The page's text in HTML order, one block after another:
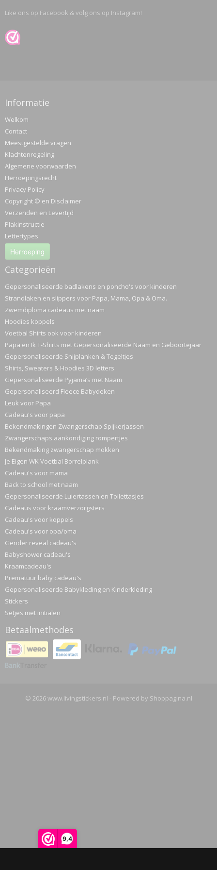
9,4
Like ons op Facebook & volg ons op Instagram!
Informatie
Welkom
Contact
Meestgestelde vragen
Klachtenregeling
Algemene voorwaarden
Herroepingsrecht
Privacy Policy
Copyright © en Disclaimer
Verzenden en Levertijd
Plakinstructie
Lettertypes
Herroeping
Categorieën
Gepersonaliseerde badlakens en poncho's voor kinderen
Strandlaken en slippers voor Papa, Mama, Opa & Oma.
Zwemdiploma cadeaus met naam
Hoodies koppels
Voetbal Shirts ook voor kinderen
Papa en Ik T-Shirts met Gepersonaliseerde Naam en Geboortejaar
Gepersonaliseerde Snijplanken & Tegeltjes
Shirts, Sweaters & Hoodies 3D letters
Gepersonaliseerde Pyjama’s met Naam
Gepersonaliseerd Fleece Babydeken
Leuk voor Papa
Cadeau's voor papa
Bekendmakingen Zwangerschap Spijkerjassen
Zwangerschaps aankondiging rompertjes
Bekendmaking zwangerschap mokken
Je Eigen WK Voetbal Borrelplank
Cadeau's voor mama
Back to school met naam
Gepersonaliseerde Luiertassen en Toilettasjes
Cadeaus voor kraamverzorgsters
Cadeau's voor koppels
Cadeau's voor opa/oma
Gender reveal cadeau's
Babyshower cadeau's
Kraamcadeau's
Prematuur baby cadeau's
Gepersonaliseerde Babykleding en Kinderkleding
Stickers
Setjes met initialen
Betaalmethodes
© 2026 www.livingstickers.nl - Powered by Shoppagina.nl